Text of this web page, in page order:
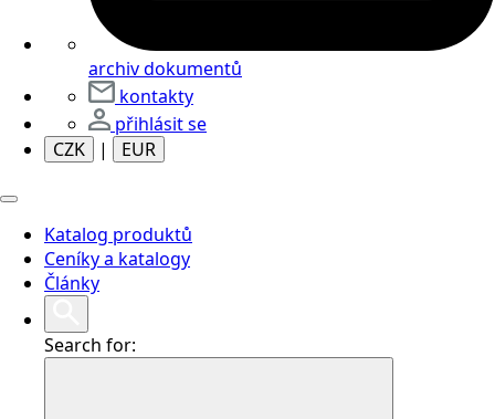
archiv dokumentů
kontakty
přihlásit se
CZK
| EUR
Katalog produktů
Ceníky a katalogy
Články
Search for: